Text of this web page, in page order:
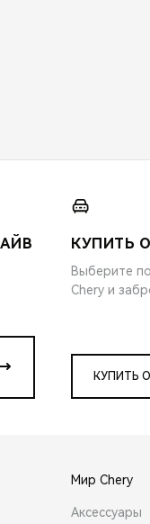
КУПИТЬ
Выберите
Chery и
КУПИТЬ
Мир Chery
Аксессуары